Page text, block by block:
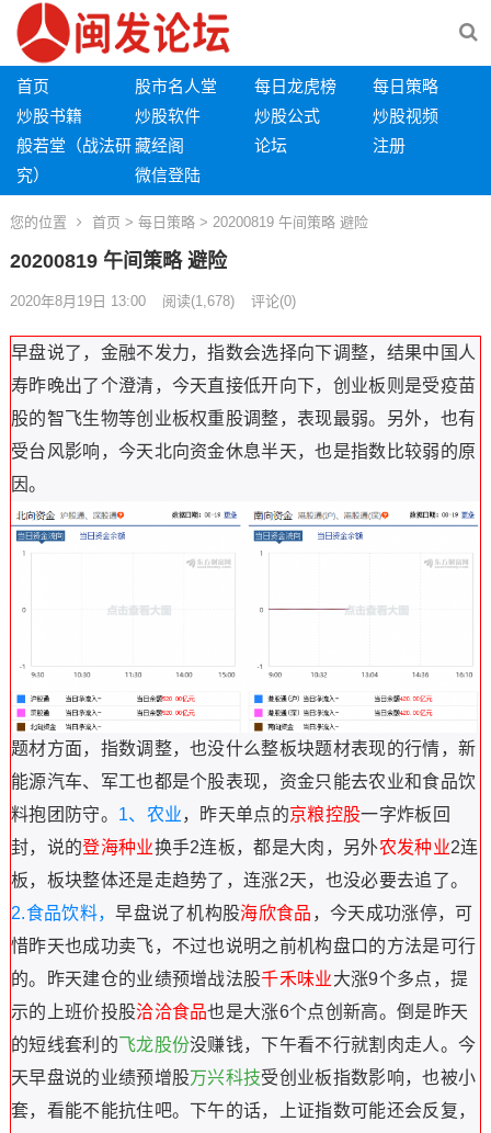
首页 股市名人堂 每日龙虎榜
每日策略
炒股书籍
炒股软件 炒股公式
炒股视频
般若堂（战法研
究）
藏经阁 论坛
注册
微信登陆
您的位置 首页 > 每日策略 > 20200819 午间策略 避险
20200819 午间策略 避险
2020年8月19日 13:00 阅读(1,678) 评论(0)
早盘说了，金融不发力，指数会选择向下调整，结果中国人
寿昨晚出了个澄清，今天直接低开向下，创业板则是受疫苗
股的智飞生物等创业板权重股调整，表现最弱。 另外，也有
受台风影响，今天北向资金休息半天，也是指数比较弱的原
因。
题材方面，指数调整，也没什么整板块题材表现的行情， 新
能源汽车、军工也都是个股表现，资金只能去农业和食品饮
料抱团防守。 1、农业，昨天单点的京粮控股一字炸板回
封，说的登海种业换手2连板，都是大肉，另外农发种业2连
板，板块整体还是走趋势了，连涨2天，也没必要去追了。
2.食品饮料，早盘说了机构股海欣食品 ，今天成功涨停，可
惜昨天也成功卖飞，不过也说明之前机构盘口的方法是可行
的。昨天建仓的业绩预增战法股千禾味业大涨9个多点，提
示的上班价投股洽洽食品也是大涨6个点创新高。倒是昨天
的短线套利的飞龙股份没赚钱，下午看不行就割肉走人。今
天早盘说的业绩预增股万兴科技受创业板指数影响，也被小
套，看能不能抗住吧。下午的话，上证指数可能还会反复，